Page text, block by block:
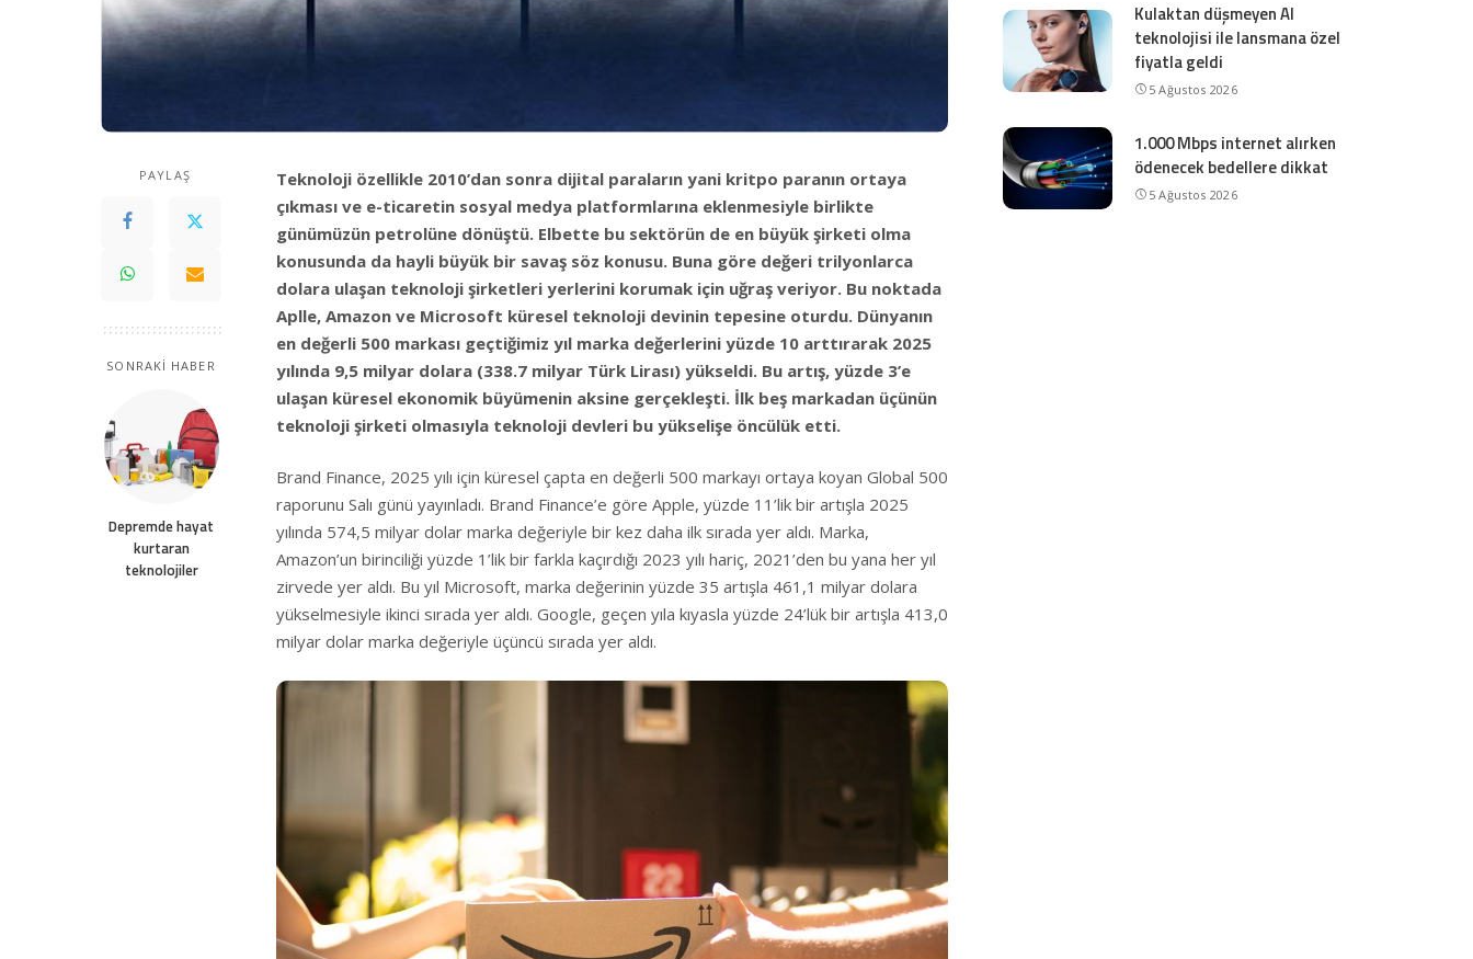
PAYLAŞ
SONRAKİ HABER
Depremde hayat
kurtaran
teknolojiler
Teknoloji özellikle 2010’dan sonra dijital paraların yani kritpo paranın ortaya
çıkması ve e-ticaretin sosyal medya platformlarına eklenmesiyle birlikte
günümüzün petrolüne dönüştü. Elbette bu sektörün de en büyük şirketi olma
konusunda da hayli büyük bir savaş söz konusu. Buna göre değeri trilyonlarca
dolara ulaşan teknoloji şirketleri yerlerini korumak için uğraş veriyor. Bu noktada
Aplle, Amazon ve Microsoft küresel teknoloji devinin tepesine oturdu. Dünyanın
en değerli 500 markası geçtiğimiz yıl marka değerlerini yüzde 10 arttırarak 2025
yılında 9,5 milyar dolara (338.7 milyar Türk Lirası) yükseldi. Bu artış, yüzde 3’e
ulaşan küresel ekonomik büyümenin aksine gerçekleşti. İlk beş markadan üçünün
teknoloji şirketi olmasıyla teknoloji devleri bu yükselişe öncülük etti.
Brand Finance, 2025 yılı için küresel çapta en değerli 500 markayı ortaya koyan Global 500
raporunu Salı günü yayınladı. Brand Finance’e göre Apple, yüzde 11’lik bir artışla 2025
yılında 574,5 milyar dolar marka değeriyle bir kez daha ilk sırada yer aldı. Marka,
Amazon’un birinciliği yüzde 1’lik bir farkla kaçırdığı 2023 yılı hariç, 2021’den bu yana her yıl
zirvede yer aldı. Bu yıl Microsoft, marka değerinin yüzde 35 artışla 461,1 milyar dolara
yükselmesiyle ikinci sırada yer aldı. Google, geçen yıla kıyasla yüzde 24’lük bir artışla 413,0
milyar dolar marka değeriyle üçüncü sırada yer aldı.
Kulaktan düşmeyen AI
teknolojisi ile lansmana özel
fiyatla geldi
5 Ağustos 2026
1.000 Mbps internet alırken
ödenecek bedellere dikkat
5 Ağustos 2026